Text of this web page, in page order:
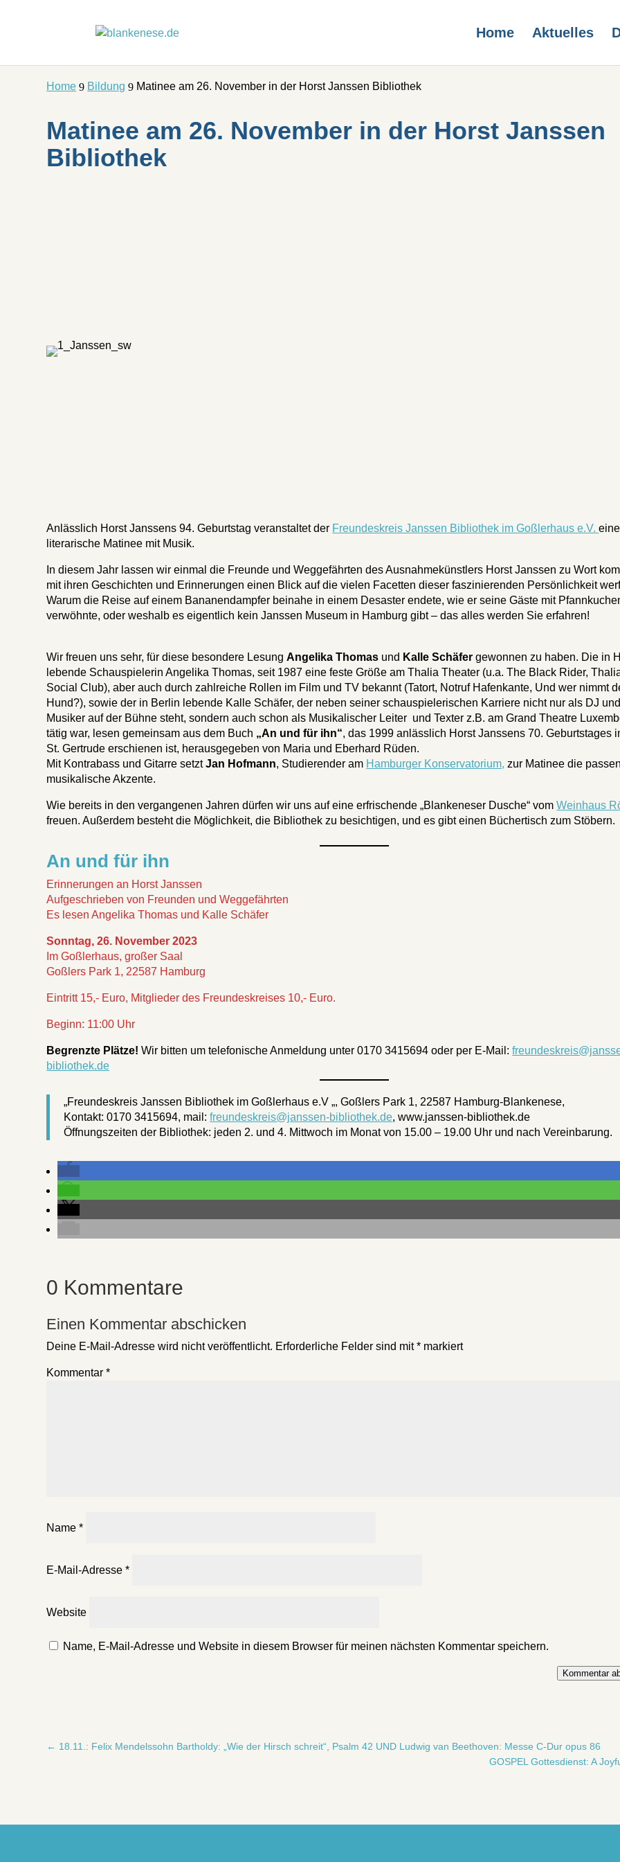
Home Aktuelles
Home 9 Bildung 9 Matinee am 26. November in der Horst Janssen Bibliothek
Matinee am 26. November in der Horst Janssen
Bibliothek
Anlässlich Horst Janssens 94. Geburtstag veranstaltet der Freundeskreis Janssen Bibliothek im Goßlerhaus e.V.eine
literarische Matinee mit Musik.
In diesem Jahr lassen wir einmal die Freunde und Weggefährten des Ausnahmekünstlers Horst Janssen zu Wort
mit ihren Geschichten und Erinnerungen einen Blick auf die vielen Facetten dieser faszinierenden Persönlichkeit
Warum die Reise auf einem Bananendampfer beinahe in einem Desaster endete, wie er seine Gäste mit
verwöhnte, oder weshalb es eigentlich kein Janssen Museum in Hamburg gibt – das alles werden Sie erfahren!
Wir freuen uns sehr, für diese besondere LesungAngelika Thomas und Kalle Schäfer gewonnen zu haben. Die in
lebende Schauspielerin Angelika Thomas, seit 1987 eine feste Größe am Thalia Theater (u.a. The Black Rider,
Social Club), aber auch durch zahlreiche Rollen im Film und TV bekannt (Tatort, Notruf Hafenkante, Und wer nimmt
Hund?), sowie der in Berlin lebende Kalle Schäfer, der neben seiner schauspielerischen Karriere nicht nur als DJ
Musiker auf der Bühne steht, sondern auch schon als Musikalischer Leiter und Texter z.B. am Grand Theatre
tätig war, lesen gemeinsam aus dem Buch „An und für ihn“, das 1999 anlässlich Horst Janssens 70. Geburtstages
St. Gertrude erschienen ist, herausgegeben von Maria und Eberhard Rüden.
Mit Kontrabass und Gitarre setztJan Hofmann, Studierender am Hamburger Konservatorium, zur Matinee die
musikalische Akzente.
Wie bereits in den vergangenen Jahren dürfen wir uns auf eine erfrischende „Blankeneser Dusche“ vomWeinhaus
freuen. Außerdem besteht die Möglichkeit, die Bibliothek zu besichtigen, und es gibt einen Büchertisch zum Stöbern.
An und für ihn
Erinnerungen an Horst Janssen
Aufgeschrieben von Freunden und Weggefährten
Es lesen Angelika Thomas und Kalle Schäfer
Sonntag, 26. November 2023
Im Goßlerhaus, großer Saal
Goßlers Park 1, 22587 Hamburg
Eintritt 15,- Euro, Mitglieder des Freundeskreises 10,- Euro.
Beginn: 11:00 Uhr
Begrenzte Plätze!Wir bitten um telefonische Anmeldung unter 0170 3415694 oder per E-Mail:
bibliothek.de
„Freundeskreis Janssen Bibliothek im Goßlerhaus e.V „, Goßlers Park 1, 22587 Hamburg-Blankenese,
Kontakt: 0170 3415694, mail:freundeskreis@janssen-bibliothek.de, www.janssen-bibliothek.de
Öffnungszeiten der Bibliothek: jeden 2. und 4. Mittwoch im Monat von 15.00 – 19.00 Uhr und nach Vereinbarung.
0 Kommentare
Einen Kommentar abschicken
Deine E-Mail-Adresse wird nicht veröffentlicht. Erforderliche Felder sind mit* markiert
Kommentar*
Name*
E-Mail-Adresse*
Website
Name, E-Mail-Adresse und Website in diesem Browser für meinen nächsten Kommentar speichern.
Kommentar
← 18.11.: Felix Mendelssohn Bartholdy: „Wie der Hirsch schreit“, Psalm 42 UND Ludwig van Beethoven: Messe C-Dur opus 86
GOSPEL Gottesdienst: A